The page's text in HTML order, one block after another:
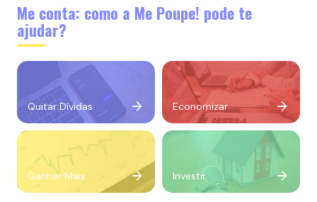
Me conta: como a Me Poupe! pode te
ajudar?
Quitar Dívidas Economizar
Ganhar Mais Investir